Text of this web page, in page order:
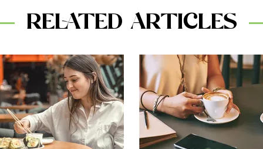
RELATED ARTICLES